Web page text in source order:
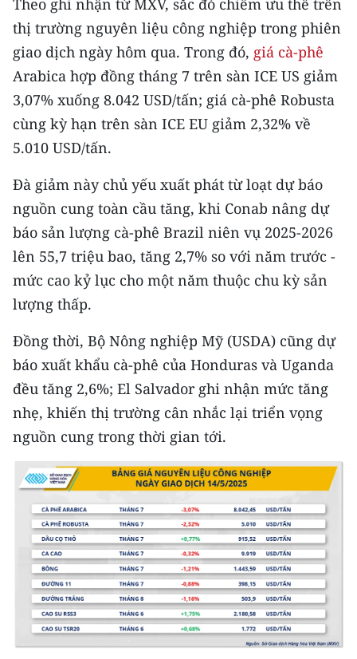
CHƯƠNG TRÌNH OCOP - MỖI XÃ
MỘT SẢN PHẨM
RADIO
MEDIA CENTER
E-Magazine
Video
Media Chính trị
Media Kinh tế
Media Văn hóa
Media Pháp luật
Media Du lịch
Media Thế giới
Media Thể thao
Media Giáo dục
Media Y tế
Media Khoa học - Công nghệ
Media Môi trường
Ảnh
Theo ghi nhận từ MXV, sắc đỏ chiếm ưu thế trên
thị trường nguyên liệu công nghiệp trong phiên
giao dịch ngày hôm qua. Trong đó, giá cà-phê
Arabica hợp đồng tháng 7 trên sàn ICE US giảm
3,07% xuống 8.042 USD/tấn; giá cà-phê Robusta
cùng kỳ hạn trên sàn ICE EU giảm 2,32% về
5.010 USD/tấn.
Đà giảm này chủ yếu xuất phát từ loạt dự báo
nguồn cung toàn cầu tăng, khi Conab nâng dự
báo sản lượng cà-phê Brazil niên vụ 2025-2026
lên 55,7 triệu bao, tăng 2,7% so với năm trước -
mức cao kỷ lục cho một năm thuộc chu kỳ sản
lượng thấp.
Đồng thời, Bộ Nông nghiệp Mỹ (USDA) cũng dự
báo xuất khẩu cà-phê của Honduras và Uganda
đều tăng 2,6%; El Salvador ghi nhận mức tăng
nhẹ, khiến thị trường cân nhắc lại triển vọng
nguồn cung trong thời gian tới.